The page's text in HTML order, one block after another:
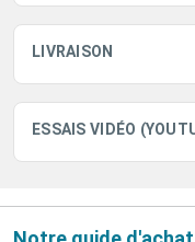
LIVRAISON
ESSAIS VIDÉO